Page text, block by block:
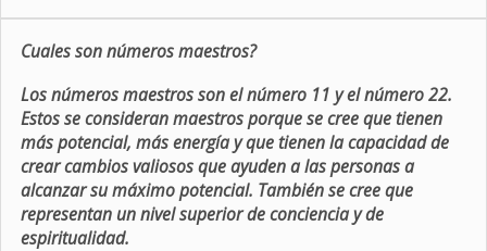
Cuales son números maestros?
Los números maestros son el número 11 y el número 22.
Estos se consideran maestros porque se cree que tienen
más potencial, más energía y que tienen la capacidad de
crear cambios valiosos que ayuden a las personas a
alcanzar su máximo potencial. También se cree que
representan un nivel superior de conciencia y de
espiritualidad.